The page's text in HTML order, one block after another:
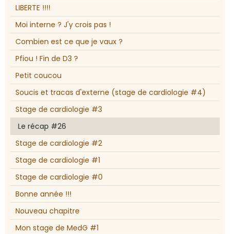
LIBERTE !!!!
Moi interne ? J'y crois pas !
Combien est ce que je vaux ?
Pfiou ! Fin de D3 ?
Petit coucou
Soucis et tracas d'externe (stage de cardiologie #4)
Stage de cardiologie #3
Le récap #26
Stage de cardiologie #2
Stage de cardiologie #1
Stage de cardiologie #0
Bonne année !!!
Nouveau chapitre
Mon stage de MedG #1